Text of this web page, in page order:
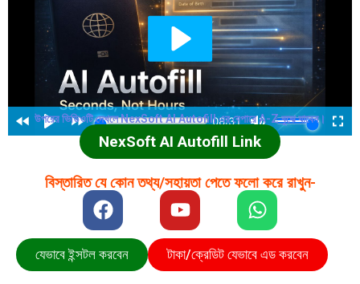
উপরের ভিডিওটি দেখলে NexSoft AI Autofill এর বেপারে A-Z বুঝে যাবেন।
NexSoft AI Autofill Link
বিস্তারিত যে কোন তথ্য/সহায়তা পেতে ফলো করে রাখুন-
যেভাবে ইন্সটল করবেন টাকা/ক্রেডিট যেভাবে এড করবেন